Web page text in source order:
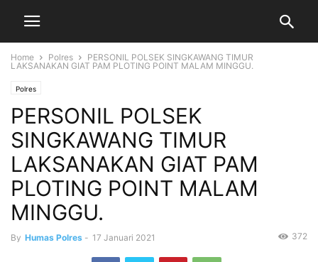
Home Polres
PERSONIL POLSEK SINGKAWANG TIMUR
LAKSANAKAN GIAT PAM PLOTING POINT MALAM MINGGU.
Polres
PERSONIL POLSEK
SINGKAWANG TIMUR
LAKSANAKAN GIAT PAM
PLOTING POINT MALAM
MINGGU.
By Humas Polres - 17 Januari 2021 372